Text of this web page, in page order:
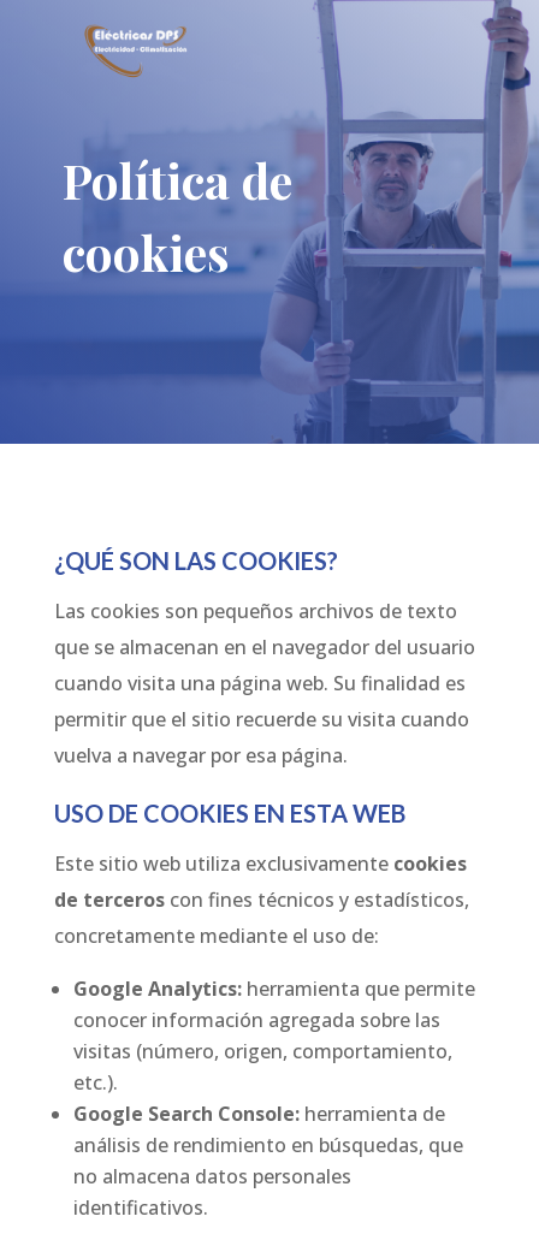
Política de
cookies
¿QUÉ SON LAS COOKIES?
Las cookies son pequeños archivos de texto
que se almacenan en el navegador del usuario
cuando visita una página web. Su finalidad es
permitir que el sitio recuerde su visita cuando
vuelva a navegar por esa página.
USO DE COOKIES EN ESTA WEB
Este sitio web utiliza exclusivamente cookies
de terceroscon fines técnicos y estadísticos,
concretamente mediante el uso de:
Google Analytics:herramienta que permite
conocer información agregada sobre las
visitas (número, origen, comportamiento,
etc.).
Google Search Console:herramienta de
análisis de rendimiento en búsquedas, que
no almacena datos personales
identificativos.